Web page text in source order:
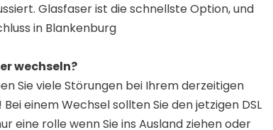
Glasfaser ist die schnellste Option, und
in Blankenburg
wechseln?
Sie viele Störungen bei Ihrem derzeitigen
einem Wechsel sollten Sie den jetzigen DSL
eine rolle wenn Sie ins Ausland ziehen oder